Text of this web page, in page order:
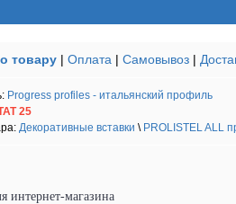
товару | Оплата | Самовывоз |
Progress profiles - итальянский профиль
25
Декоративные вставки \ PROLISTEL ALL
интернет-магазина